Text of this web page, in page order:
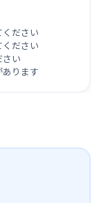
ださい
ださい
い
ります